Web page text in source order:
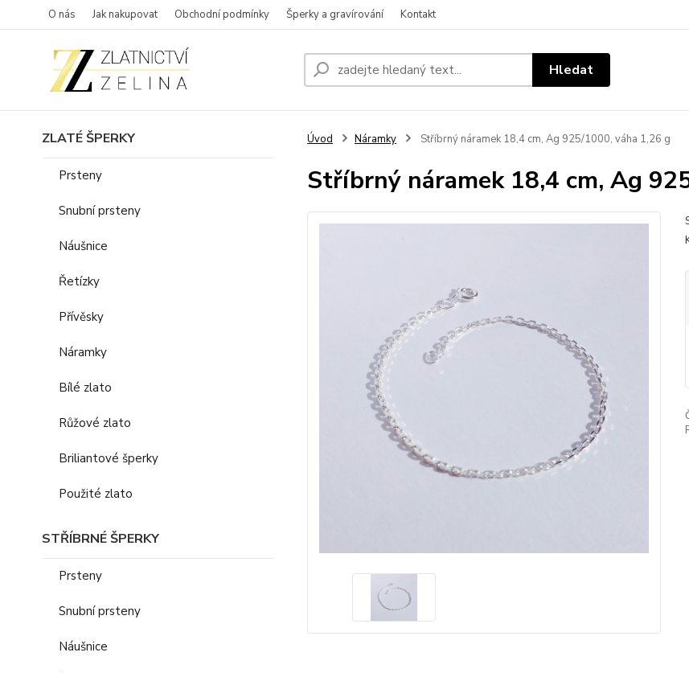
O nás Jak nakupovat Obchodní podmínky Šperky a gravírování Kontakt
Hledat
ZLATÉ ŠPERKY
Prsteny
Snubní prsteny
Náušnice
Řetízky
Přívěsky
Náramky
Bílé zlato
Růžové zlato
Briliantové šperky
Použité zlato
STŘÍBRNÉ ŠPERKY
Prsteny
Snubní prsteny
Náušnice
Úvod Náramky Stříbrný náramek 18,4 cm, Ag 925/1000, váha 1,26 g
Stříbrný náramek 18,4 cm, Ag